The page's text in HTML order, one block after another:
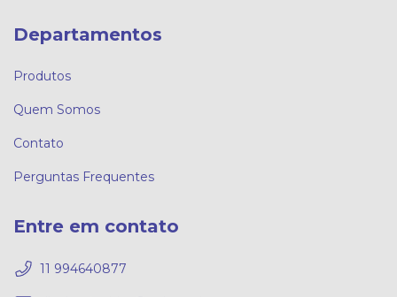
Departamentos
Produtos
Quem Somos
Contato
Perguntas Frequentes
Entre em contato
11 994640877